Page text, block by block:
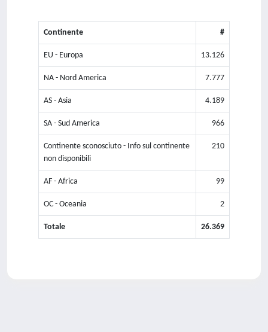
Continente #
EU - Europa 13.126
NA - Nord America 7.777
AS - Asia 4.189
SA - Sud America 966
Continente sconosciuto - Info sul continente
non disponibili
210
AF - Africa 99
OC - Oceania 2
Totale 26.369